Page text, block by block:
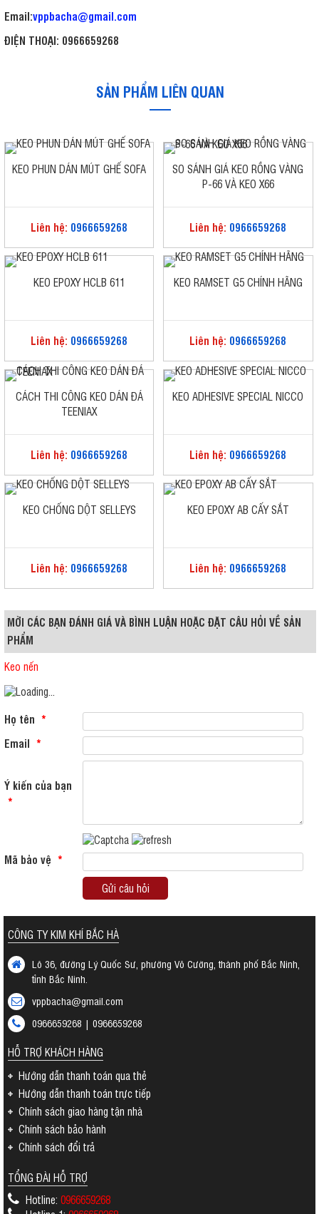
Email:vppbacha@gmail.com
ĐIỆN THOẠI: 0966659268
SẢN PHẨM LIÊN QUAN
KEO PHUN DÁN MÚT GHẾ SOFA
Liên hệ: 0966659268
SO SÁNH GIÁ KEO RỒNG VÀNG
P-66 VÀ KEO X66
Liên hệ: 0966659268
KEO EPOXY HCLB 611
Liên hệ: 0966659268
KEO RAMSET G5 CHÍNH HÃNG
Liên hệ: 0966659268
CÁCH THI CÔNG KEO DÁN ĐÁ
TEENIAX
Liên hệ: 0966659268
KEO ADHESIVE SPECIAL NICCO
Liên hệ: 0966659268
KEO CHỐNG DỘT SELLEYS
Liên hệ: 0966659268
KEO EPOXY AB CẤY SẮT
Liên hệ: 0966659268
MỜI CÁC BẠN ĐÁNH GIÁ VÀ BÌNH LUẬN HOẶC ĐẶT CÂU HỎI VỀ SẢN
PHẨM
Keo nến
Họ tên *
Email *
Ý kiến của bạn
*
Mã bảo vệ *
Gửi câu hỏi
CÔNG TY KIM KHÍ BẮC HÀ
Lô 36, đường Lý Quốc Sư, phường Võ Cường, thành phố Bắc Ninh,
tỉnh Bắc Ninh.
vppbacha@gmail.com
0966659268 | 0966659268
HỖ TRỢ KHÁCH HÀNG
Hướng dẫn thanh toán qua thẻ
Hướng dẫn thanh toán trực tiếp
Chính sách giao hàng tận nhà
Chính sách bảo hành
Chính sách đổi trả
TỔNG ĐÀI HỖ TRỢ
Hotline: 0966659268